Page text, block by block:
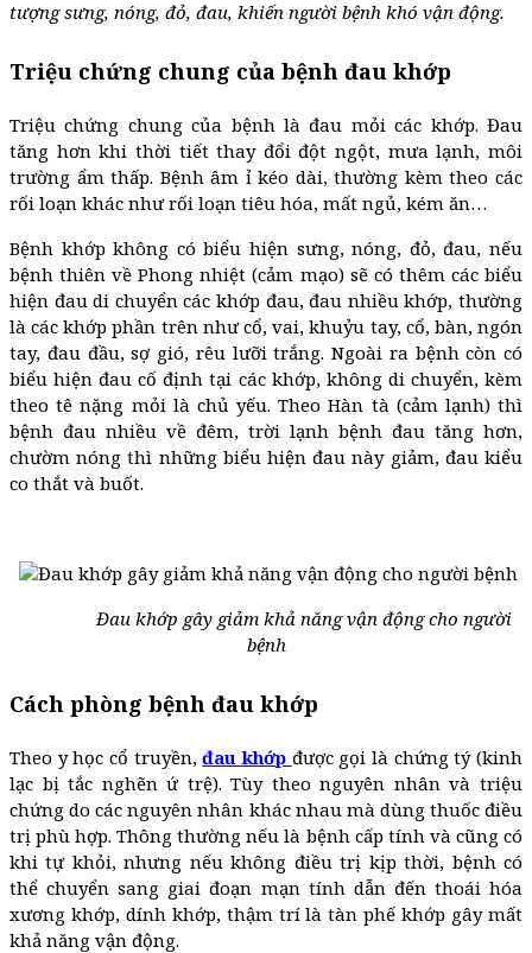
tượng sưng, nóng, đỏ, đau, khiến người bệnh khó vận động.
Triệu chứng chung của bệnh đau khớp
Triệu chứng chung của bệnh là đau mỏi các khớp. Đau
tăng hơn khi thời tiết thay đổi đột ngột, mưa lạnh, môi
trường ẩm thấp. Bệnh âm ỉ kéo dài, thường kèm theo các
rối loạn khác như rối loạn tiêu hóa, mất ngủ, kém ăn…
Bệnh khớp không có biểu hiện sưng, nóng, đỏ, đau, nếu
bệnh thiên về Phong nhiệt (cảm mạo) sẽ có thêm các biểu
hiện đau di chuyển các khớp đau, đau nhiều khớp, thường
là các khớp phần trên như cổ, vai, khuỷu tay, cổ, bàn, ngón
tay, đau đầu, sợ gió, rêu lưỡi trắng. Ngoài ra bệnh còn có
biểu hiện đau cố định tại các khớp, không di chuyển, kèm
theo tê nặng mỏi là chủ yếu. Theo Hàn tà (cảm lạnh) thì
bệnh đau nhiều về đêm, trời lạnh bệnh đau tăng hơn,
chườm nóng thì những biểu hiện đau này giảm, đau kiểu
co thắt và buốt.
Đau khớp gây giảm khả năng vận động cho người
bệnh
Cách phòng bệnh đau khớp
Theo y học cổ truyền,đau khớp được gọi là chứng tý (kinh
lạc bị tắc nghẽn ứ trệ). Tùy theo nguyên nhân và triệu
chứng do các nguyên nhân khác nhau mà dùng thuốc điều
trị phù hợp. Thông thường nếu là bệnh cấp tính và cũng có
khi tự khỏi, nhưng nếu không điều trị kịp thời, bệnh có
thể chuyển sang giai đoạn mạn tính dẫn đến thoái hóa
xương khớp, dính khớp, thậm trí là tàn phế khớp gây mất
khả năng vận động.